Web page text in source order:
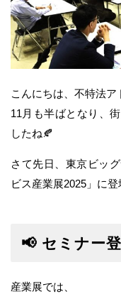
こんにちは、不特法ア
11月も半ばとなり、
したね🍂
さて先日、東京ビッ
ビス産業展2025」に登
📢 セミナー
産業展では、